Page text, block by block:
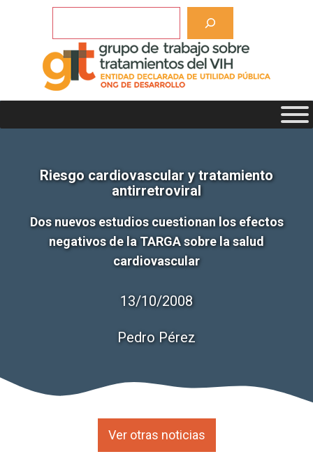
Riesgo cardiovascular y tratamiento
antirretroviral
Dos nuevos estudios cuestionan los efectos
negativos de la TARGA sobre la salud
cardiovascular
13/10/2008
Pedro Pérez
Ver otras noticias